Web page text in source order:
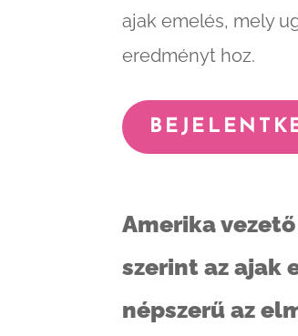
ajak emelés, mely
eredményt hoz.
Amerika
szerint az ajak
népszerű az